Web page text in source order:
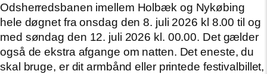
Odsherredsbanen imellem Holbæk og Nykøbing
hele døgnet fra onsdag den 8. juli 2026 kl 8.00 til og
med søndag den 12. juli 2026 kl. 00.00. Det gælder
også de ekstra afgange om natten. Det eneste, du
skal bruge, er dit armbånd eller printede festivalbillet,